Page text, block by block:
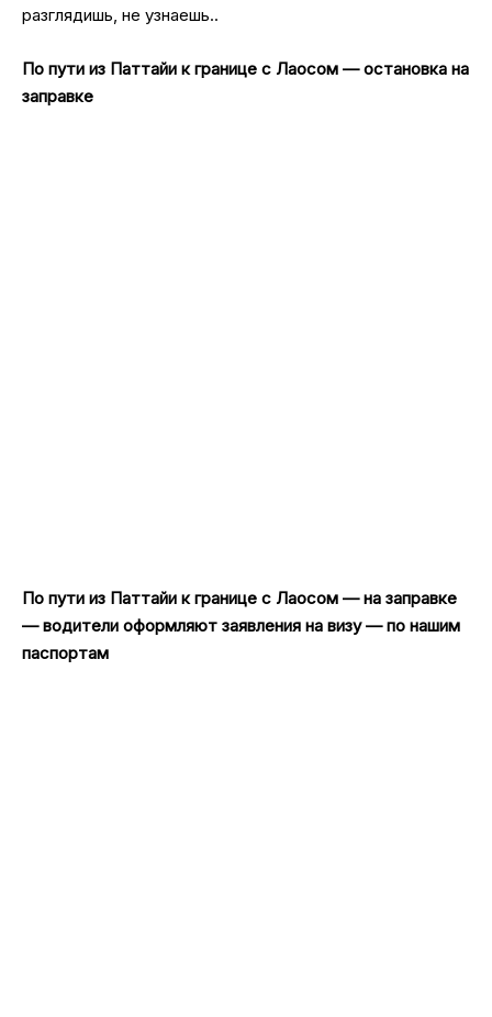
разглядишь, не узнаешь..
По пути из Паттайи к границе с Лаосом — остановка на
заправке
По пути из Паттайи к границе с Лаосом — на заправке
— водители оформляют заявления на визу — по нашим
паспортам